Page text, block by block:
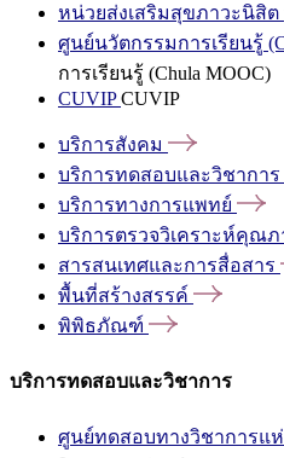
หน่วยส่งเสริมสุขภาวะนิสิต
ศูนย์นวัตกรรมการเรียนรู้
การเรียนรู้ (Chula MOOC)
CUVIPCUVIP
บริการสังคม
บริการทดสอบและวิชาการ
บริการทางการแพทย์
บริการตรวจวิเคราะห์คุณภ
สารสนเทศและการสื่อสาร
พื้นที่สร้างสรรค์
พิพิธภัณฑ์
บริการทดสอบและวิชาการ
ศูนย์ทดสอบทางวิชาการแ